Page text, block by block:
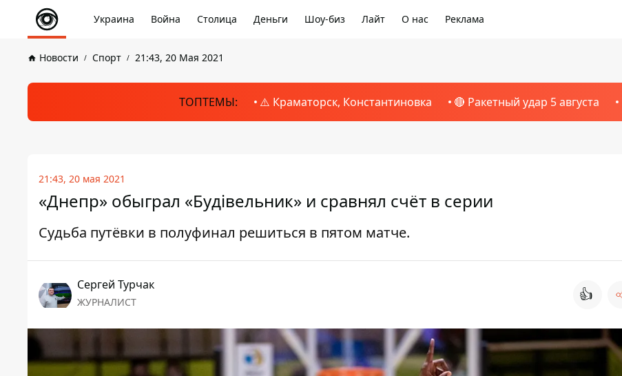
Украина Война Столица Деньги Шоу-биз Лайт О нас Реклама
Новости Спорт 21:43, 20 Мая 2021
ТОПТЕМЫ: ⚠️ Краматорск, Константиновка 🔴 Ракетный удар 5 августа
21:43, 20 мая 2021
«Днепр» обыграл «Будівельник» и сравнял счёт в серии
Судьба путёвки в полуфинал решиться в пятом матче.
Сергей Турчак
ЖУРНАЛИСТ 👍